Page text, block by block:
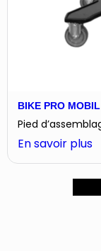
BIKE PRO MOBIL
Pied
En savoir plus: